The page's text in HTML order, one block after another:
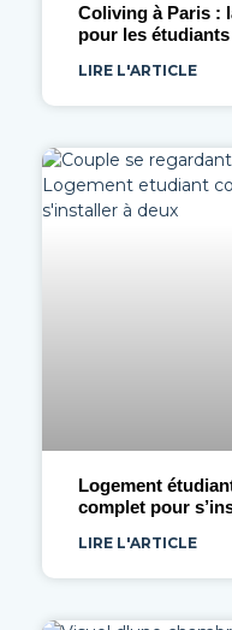
Coliving à Paris :
pour les étudiants
LIRE L'ARTICLE
Logement
complet pour
LIRE L'ARTICLE